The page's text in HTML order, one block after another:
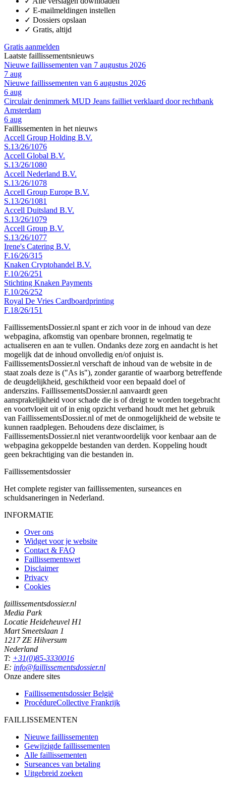
✓ E-mailmeldingen instellen
✓ Dossiers opslaan
✓ Gratis, altijd
Gratis aanmelden
Laatste faillissementsnieuws
Nieuwe faillissementen van 7 augustus 2026
7 aug
Nieuwe faillissementen van 6 augustus 2026
6 aug
Circulair denimmerk MUD Jeans failliet verklaard door rechtbank
Amsterdam
6 aug
Faillissementen in het nieuws
Accell Group Holding B.V.
S.13/26/1076
Accell Global B.V.
S.13/26/1080
Accell Nederland B.V.
S.13/26/1078
Accell Group Europe B.V.
S.13/26/1081
Accell Duitsland B.V.
S.13/26/1079
Accell Group B.V.
S.13/26/1077
Irene's Catering B.V.
F.16/26/315
Knaken Cryptohandel B.V.
F.10/26/251
Stichting Knaken Payments
F.10/26/252
Royal De Vries Cardboardprinting
F.18/26/151
FaillissementsDossier.nl spant er zich voor in de inhoud van deze
webpagina, afkomstig van openbare bronnen, regelmatig te
actualiseren en aan te vullen. Ondanks deze zorg en aandacht is het
mogelijk dat de inhoud onvolledig en/of onjuist is.
FaillissementsDossier.nl verschaft de inhoud van de website in de
staat zoals deze is ("As is"), zonder garantie of waarborg betreffende
de deugdelijkheid, geschiktheid voor een bepaald doel of
anderszins. FaillissementsDossier.nl aanvaardt geen
aansprakelijkheid voor schade die is of dreigt te worden toegebracht
en voortvloeit uit of in enig opzicht verband houdt met het gebruik
van FaillissementsDossier.nl of met de onmogelijkheid de website te
kunnen raadplegen. Behoudens deze disclaimer, is
FaillissementsDossier.nl niet verantwoordelijk voor kenbaar aan de
webpagina gekoppelde bestanden van derden. Koppeling houdt
geen bekrachtiging van die bestanden in.
Faillissementsdossier
Het complete register van faillissementen, surseances en
schuldsaneringen in Nederland.
INFORMATIE
Over ons
Widget voor je website
Contact & FAQ
Faillissementswet
Disclaimer
Privacy
Cookies
faillissementsdossier.nl
Media Park
Locatie Heideheuvel H1
Mart Smeetslaan 1
1217 ZE Hilversum
Nederland
T: +31(0)85-3330016
E: info@faillissementsdossier.nl
Onze andere sites
Faillissementsdossier België
ProcédureCollective Frankrijk
FAILLISSEMENTEN
Nieuwe faillissementen
Gewijzigde faillissementen
Alle faillissementen
Surseances van betaling
Uitgebreid zoeken